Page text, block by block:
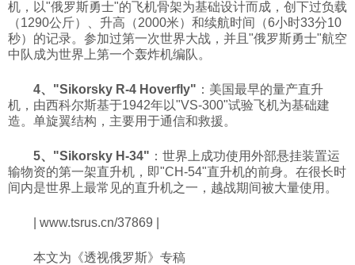
机，以"俄罗斯勇士"的飞机骨架为基础设计而成，创下过负载
（1290公斤）、升高（2000米）和续航时间（6小时33分10
秒）的记录。参加过第一次世界大战，并且"俄罗斯勇士"航空
中队成为世界上第一个轰炸机编队。
4、"Sikorsky R-4 Hoverfly" ：美国最早的量产直升
机，由西科尔斯基于1942年以"VS-300"试验飞机为基础建
造。单旋翼结构，主要用于通信和救援。
5、"Sikorsky H-34" ：世界上成功使用外部悬挂装置运
输物资的第一架直升机，即"CH-54"直升机的前身。在很长时
间内是世界上最常见的直升机之一，越战期间被大量使用。
| www.tsrus.cn/37869 |
本文为《透视俄罗斯》专稿